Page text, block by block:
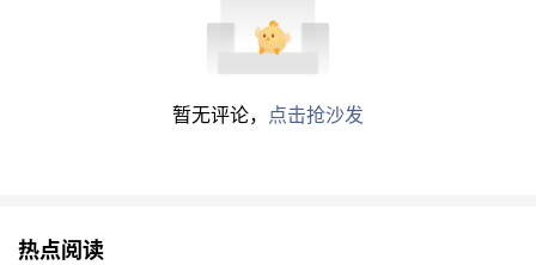
本周，卫星主题ETF表现亮眼。以卫星产业
暂无评论， 点击抢沙发
热点阅读